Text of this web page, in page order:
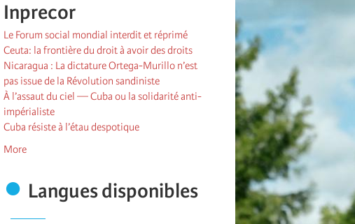
Inprecor
Le Forum social mondial interdit et réprimé
Ceuta: la frontière du droit à avoir des droits
Nicaragua : La dictature Ortega-Murillo n’est
pas issue de la Révolution sandiniste
À l’assaut du ciel — Cuba ou la solidarité anti-
impérialiste
Cuba résiste à l’étau despotique
More
Langues disponibles